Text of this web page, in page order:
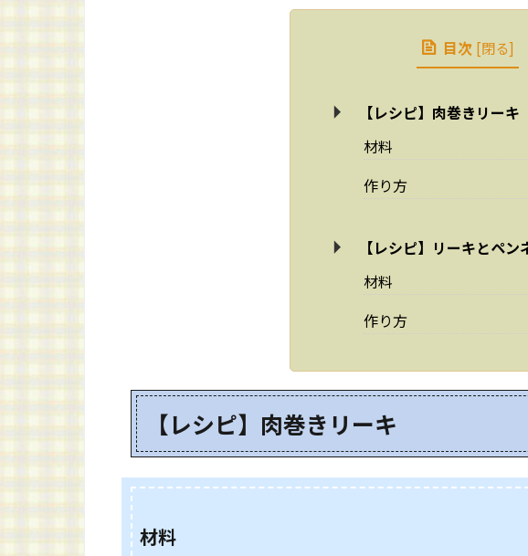
目次 [閉る]
【レシピ】肉巻きリーキ
材料
作り方
【レシピ】リーキとペン
材料
作り方
【レシピ】肉巻きリーキ
材料